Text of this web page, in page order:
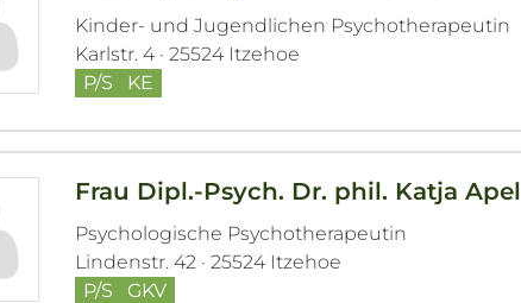
Kinder- und Jugendlichen Psychotherapeutin
Karlstr. 4 · 25524 Itzehoe
P/S
KE
Frau Dipl.-Psych. Dr. phil. Katja Apel
Psychologische Psychotherapeutin
Lindenstr. 42 · 25524 Itzehoe
P/S
GKV